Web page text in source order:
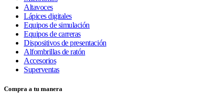
Altavoces
Lápices digitales
Equipos de simulación
Equipos de carreras
Dispositivos de presentación
Alfombrillas de ratón
Accesorios
Superventas
Compra a tu manera